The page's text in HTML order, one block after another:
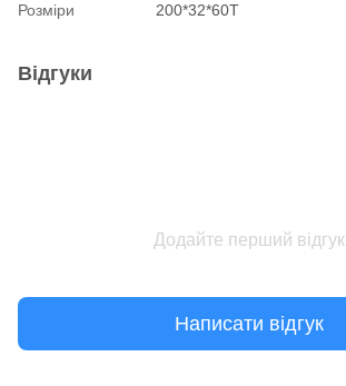
Розміри
200*32*60T
Відгуки
Додайте перший відгук
Написати відгук